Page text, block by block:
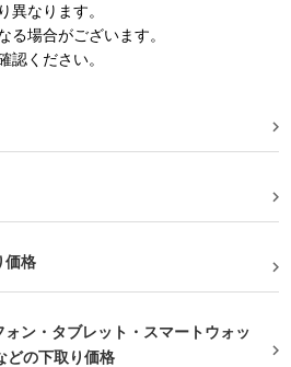
異なります。
る場合がございます。
認ください。


価格 
ォン・タブレット・スマートウォッ
どの下取り価格
